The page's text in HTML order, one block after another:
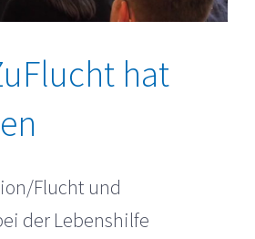
hat
Flucht und
der Lebenshilfe